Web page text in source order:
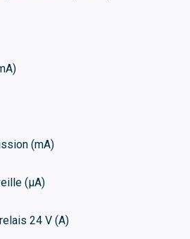
(mA)
(μA)
24 V (A)